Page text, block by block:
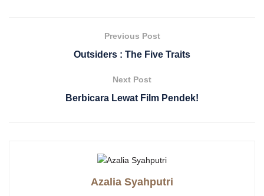
Previous Post
Outsiders : The Five Traits
Next Post
Berbicara Lewat Film Pendek!
Azalia Syahputri